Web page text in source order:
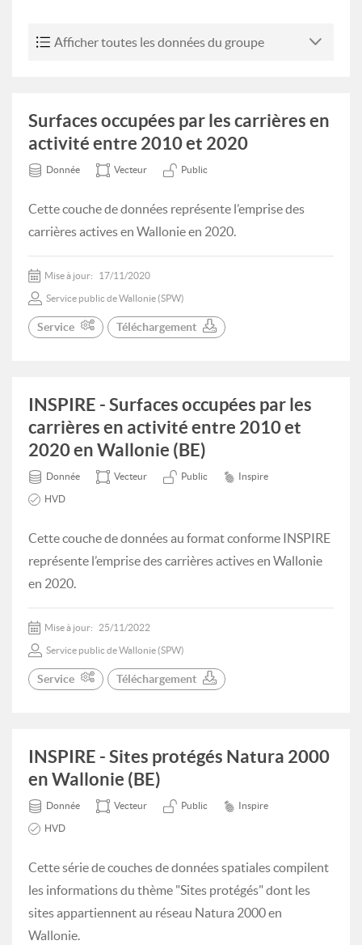
Afficher toutes les données du groupe
Surfaces occupées par les carrières en
activité entre 2010 et 2020
Donnée Vecteur Public
Cette couche de données représente l’emprise des
carrières actives en Wallonie en 2020.
Mise à jour: 17/11/2020
Service public de Wallonie (SPW)
Service Téléchargement
INSPIRE - Surfaces occupées par les
carrières en activité entre 2010 et
2020 en Wallonie (BE)
Donnée Vecteur Public Inspire
HVD
Cette couche de données au format conforme INSPIRE
représente l’emprise des carrières actives en Wallonie
en 2020.
Mise à jour: 25/11/2022
Service public de Wallonie (SPW)
Service Téléchargement
INSPIRE - Sites protégés Natura 2000
en Wallonie (BE)
Donnée Vecteur Public Inspire
HVD
Cette série de couches de données spatiales compilent
les informations du thème "Sites protégés" dont les
sites appartiennent au réseau Natura 2000 en
Wallonie.